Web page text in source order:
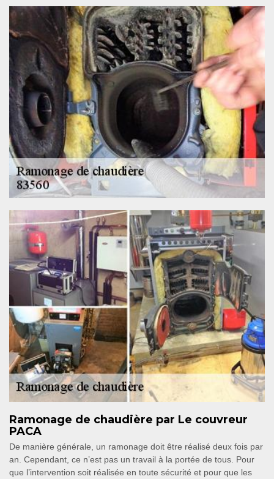
Ramonage de chaudière par Le couvreur
PACA
De manière générale, un ramonage doit être réalisé deux fois par
an. Cependant, ce n’est pas un travail à la portée de tous. Pour
que l’intervention soit réalisée en toute sécurité et pour que les